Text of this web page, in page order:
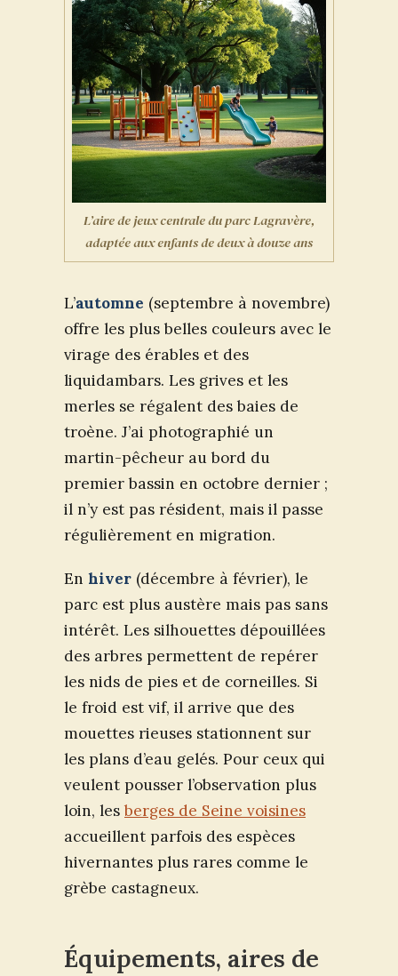
L’aire de jeux centrale du parc Lagravère,
adaptée aux enfants de deux à douze ans
L’automne (septembre à novembre)
offre les plus belles couleurs avec le
virage des érables et des
liquidambars. Les grives et les
merles se régalent des baies de
troène. J’ai photographié un
martin-pêcheur au bord du
premier bassin en octobre dernier ;
il n’y est pas résident, mais il passe
régulièrement en migration.
En hiver (décembre à février), le
parc est plus austère mais pas sans
intérêt. Les silhouettes dépouillées
des arbres permettent de repérer
les nids de pies et de corneilles. Si
le froid est vif, il arrive que des
mouettes rieuses stationnent sur
les plans d’eau gelés. Pour ceux qui
veulent pousser l’observation plus
loin, les berges de Seine voisines
accueillent parfois des espèces
hivernantes plus rares comme le
grèbe castagneux.
Équipements, aires de